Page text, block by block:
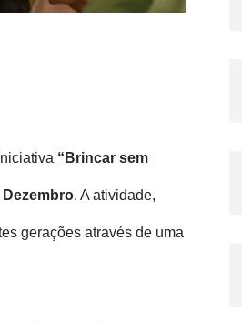
“Brincar sem
Dezembro. A atividade,
gerações através de uma